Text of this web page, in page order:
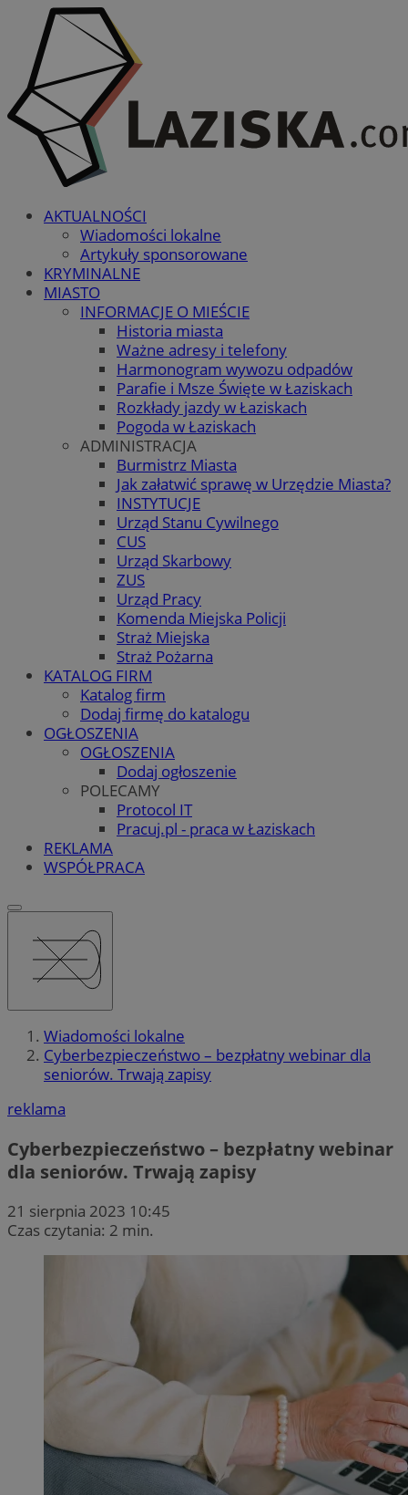
AKTUALNOŚCI
Wiadomości lokalne
Artykuły sponsorowane
KRYMINALNE
MIASTO
INFORMACJE O MIEŚCIE
Historia miasta
Ważne adresy i telefony
Harmonogram wywozu odpadów
Parafie i Msze Święte w Łaziskach
Rozkłady jazdy w Łaziskach
Pogoda w Łaziskach
ADMINISTRACJA
Burmistrz Miasta
Jak załatwić sprawę w Urzędzie Miasta?
INSTYTUCJE
Urząd Stanu Cywilnego
CUS
Urząd Skarbowy
ZUS
Urząd Pracy
Komenda Miejska Policji
Straż Miejska
Straż Pożarna
KATALOG FIRM
Katalog firm
Dodaj firmę do katalogu
OGŁOSZENIA
OGŁOSZENIA
Dodaj ogłoszenie
POLECAMY
Protocol IT
Pracuj.pl - praca w Łaziskach
REKLAMA
WSPÓŁPRACA
Wiadomości lokalne
Cyberbezpieczeństwo – bezpłatny webinar dla
seniorów. Trwają zapisy
reklama
Cyberbezpieczeństwo – bezpłatny webinar
dla seniorów. Trwają zapisy
21 sierpnia 2023 10:45
Czas czytania: 2 min.